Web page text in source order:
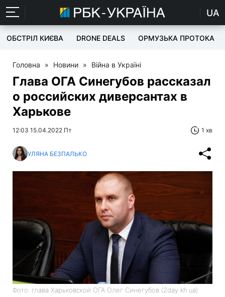
UA
ОБСТРІЛ КИЄВА DRONE DEALS ОРМУЗЬКА ПРОТОКА
Головна » Новини » Війна в Україні
Глава ОГА Синегубов рассказал
о российских диверсантах в
Харькове
12:03 15.04.2022 Пт 1 хв
УЛЯНА БЕЗПАЛЬКО
Фото: глава Харьковской ОГА Олег Синегубов (2day kh ua)